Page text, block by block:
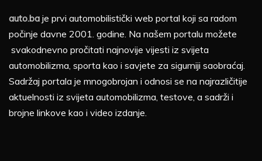
auto.ba je prvi automobilistički web portal koji sa radom
počinje davne 2001. godine. Na našem portalu možete
svakodnevno pročitati najnovije vijesti iz svijeta
automobilizma, sporta kao i savjete za sigurniji saobraćaj.
Sadržaj portala je mnogobrojan i odnosi se na najrazličitije
aktuelnosti iz svijeta automobilizma, testove, a sadrži i
brojne linkove kao i video izdanje.